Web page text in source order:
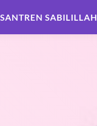
SABILILLAH